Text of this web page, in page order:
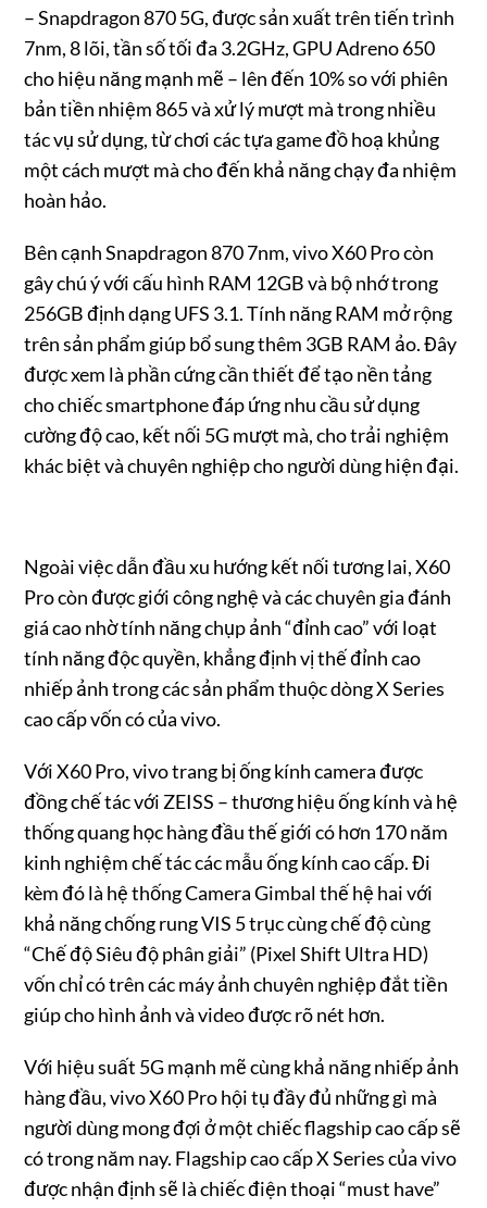
– Snapdragon 870 5G, được sản xuất trên tiến trình
7nm, 8 lõi, tần số tối đa 3.2GHz, GPU Adreno 650
cho hiệu năng mạnh mẽ – lên đến 10% so với phiên
bản tiền nhiệm 865 và xử lý mượt mà trong nhiều
tác vụ sử dụng, từ chơi các tựa game đồ hoạ khủng
một cách mượt mà cho đến khả năng chạy đa nhiệm
hoàn hảo.
Bên cạnh Snapdragon 870 7nm, vivo X60 Pro còn
gây chú ý với cấu hình RAM 12GB và bộ nhớ trong
256GB định dạng UFS 3.1. Tính năng RAM mở rộng
trên sản phẩm giúp bổ sung thêm 3GB RAM ảo. Đây
được xem là phần cứng cần thiết để tạo nền tảng
cho chiếc smartphone đáp ứng nhu cầu sử dụng
cường độ cao, kết nối 5G mượt mà, cho trải nghiệm
khác biệt và chuyên nghiệp cho người dùng hiện đại.
Ngoài việc dẫn đầu xu hướng kết nối tương lai, X60
Pro còn được giới công nghệ và các chuyên gia đánh
giá cao nhờ tính năng chụp ảnh “đỉnh cao” với loạt
tính năng độc quyền, khẳng định vị thế đỉnh cao
nhiếp ảnh trong các sản phẩm thuộc dòng X Series
cao cấp vốn có của vivo.
Với X60 Pro, vivo trang bị ống kính camera được
đồng chế tác với ZEISS – thương hiệu ống kính và hệ
thống quang học hàng đầu thế giới có hơn 170 năm
kinh nghiệm chế tác các mẫu ống kính cao cấp. Đi
kèm đó là hệ thống Camera Gimbal thế hệ hai với
khả năng chống rung VIS 5 trục cùng chế độ cùng
“Chế độ Siêu độ phân giải” (Pixel Shift Ultra HD)
vốn chỉ có trên các máy ảnh chuyên nghiệp đắt tiền
giúp cho hình ảnh và video được rõ nét hơn.
Với hiệu suất 5G mạnh mẽ cùng khả năng nhiếp ảnh
hàng đầu, vivo X60 Pro hội tụ đầy đủ những gì mà
người dùng mong đợi ở một chiếc flagship cao cấp sẽ
có trong năm nay. Flagship cao cấp X Series của vivo
được nhận định sẽ là chiếc điện thoại “must have”